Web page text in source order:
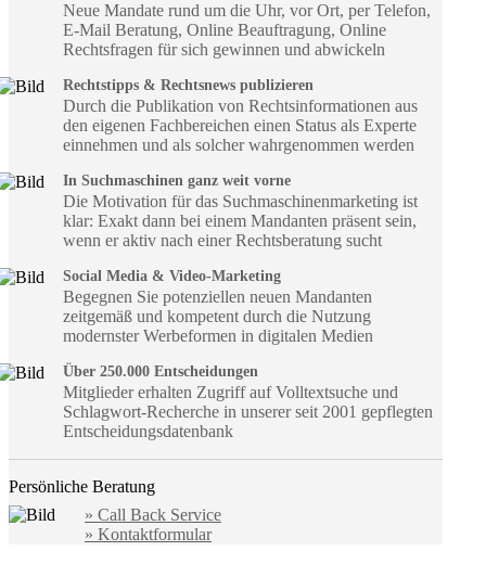
Neue Mandate rund um die Uhr, vor Ort, per Telefon,
E-Mail Beratung, Online Beauftragung, Online
Rechtsfragen für sich gewinnen und abwickeln
Rechtstipps & Rechtsnews publizieren
Durch die Publikation von Rechtsinformationen aus
den eigenen Fachbereichen einen Status als Experte
einnehmen und als solcher wahrgenommen werden
In Suchmaschinen ganz weit vorne
Die Motivation für das Suchmaschinenmarketing ist
klar: Exakt dann bei einem Mandanten präsent sein,
wenn er aktiv nach einer Rechtsberatung sucht
Social Media & Video-Marketing
Begegnen Sie potenziellen neuen Mandanten
zeitgemäß und kompetent durch die Nutzung
modernster Werbeformen in digitalen Medien
Über 250.000 Entscheidungen
Mitglieder erhalten Zugriff auf Volltextsuche und
Schlagwort-Recherche in unserer seit 2001 gepflegten
Entscheidungsdatenbank
Persönliche Beratung
» Call Back Service
» Kontaktformular